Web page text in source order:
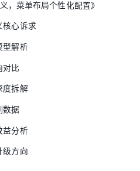
，菜单布局个性化配置》
核心诉求
型解析
对比
度拆解
数据
益分析
级方向